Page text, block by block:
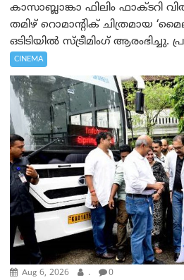
കാസാബ്ലാങ്കാ ഫിലിം ഫാക്ടറി
തമിഴ് റൊമാന്റിക് ചിത്രമായ
ഒടിടിയിൽ സ്ട്രീമിംഗ് ആരംഭിച്ചു.
CINEMA
Aug 6, 2026 . 0